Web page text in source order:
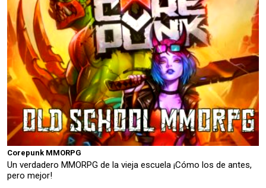
Corepunk MMORPG
Un verdadero MMORPG de la vieja escuela ¡Cómo los de antes,
pero mejor!